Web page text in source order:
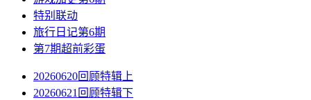
特别联动
旅行日记第6期
第7期超前彩蛋
20260620回顾特辑上
20260621回顾特辑下